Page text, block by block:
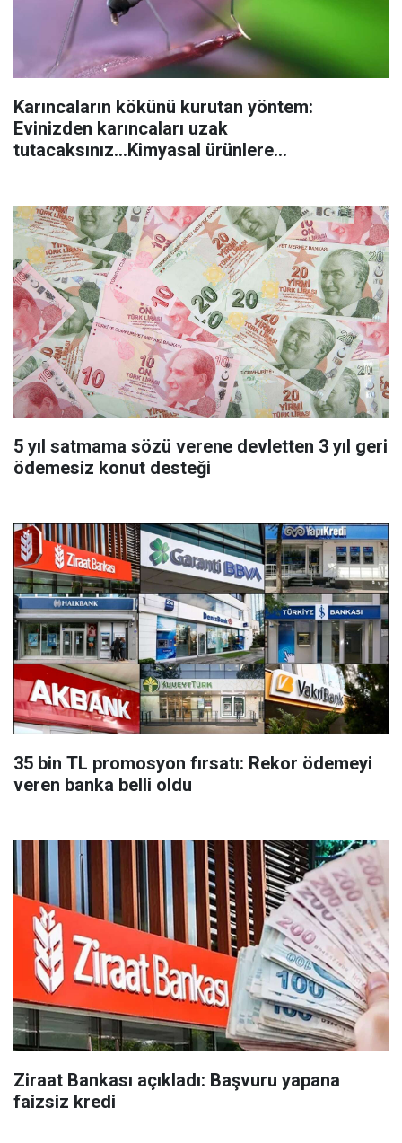
Karıncaların kökünü kurutan yöntem:
Evinizden karıncaları uzak
tutacaksınız...Kimyasal ürünlere
5 yıl satmama sözü verene devletten 3 yıl geri
ödemesiz konut desteği
35 bin TL promosyon fırsatı: Rekor ödemeyi
veren banka belli oldu
Ziraat Bankası açıkladı: Başvuru yapana
faizsiz kredi